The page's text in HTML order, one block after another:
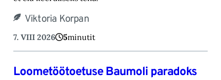
Viktoria Korpan
7. VIII 2026 5minutit
Loometöötoetuse Baumoli paradoks